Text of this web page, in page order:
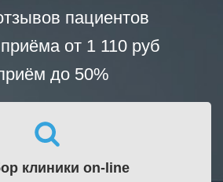
пациентов
от 1 110 руб
до 50%
клиники on-line